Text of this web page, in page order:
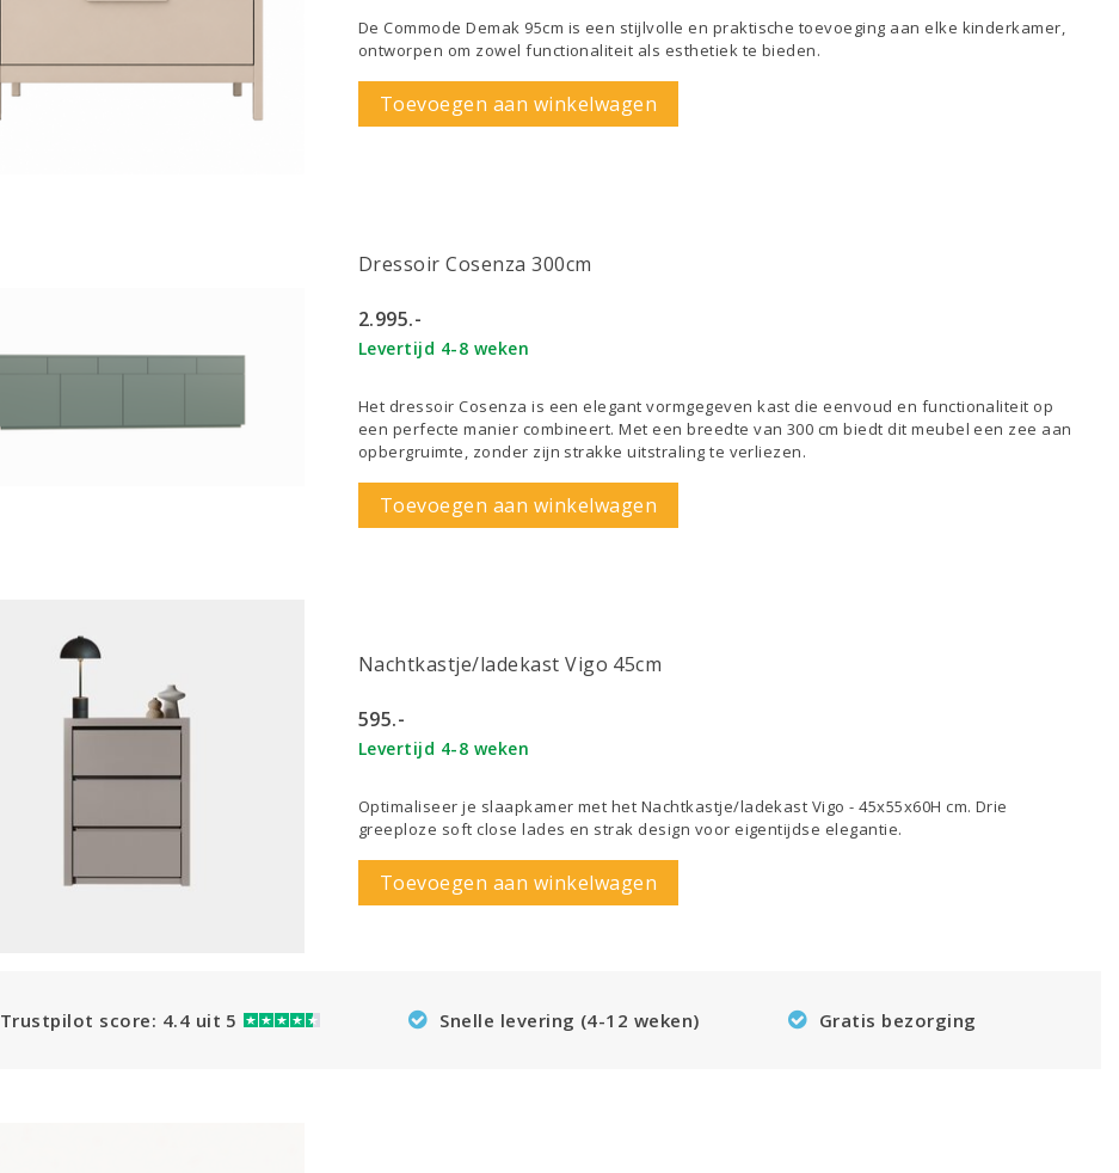
De Commode Demak 95cm is een stijlvolle en praktische toevoeging aan elke kinderkamer,
ontworpen om zowel functionaliteit als esthetiek te bieden.
Toevoegen aan winkelwagen
Dressoir Cosenza 300cm
2.995.-
Levertijd 4-8 weken
Het dressoir Cosenza is een elegant vormgegeven kast die eenvoud en functionaliteit op
een perfecte manier combineert. Met een breedte van 300 cm biedt dit meubel een zee aan
opbergruimte, zonder zijn strakke uitstraling te verliezen.
Toevoegen aan winkelwagen
Nachtkastje/ladekast Vigo 45cm
595.-
Levertijd 4-8 weken
Optimaliseer je slaapkamer met het Nachtkastje/ladekast Vigo - 45x55x60H cm. Drie
greeploze soft close lades en strak design voor eigentijdse elegantie.
Toevoegen aan winkelwagen
Trustpilot score: 4.4 uit 5 Snelle levering (4-12 weken) Gratis bezorging